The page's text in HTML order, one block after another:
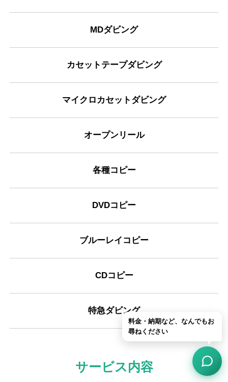
MDダビング
カセットテープダビング
マイクロカセットダビング
オープンリール
各種コピー
DVDコピー
ブルーレイコピー
CDコピー
特急ダビング
サービス内容